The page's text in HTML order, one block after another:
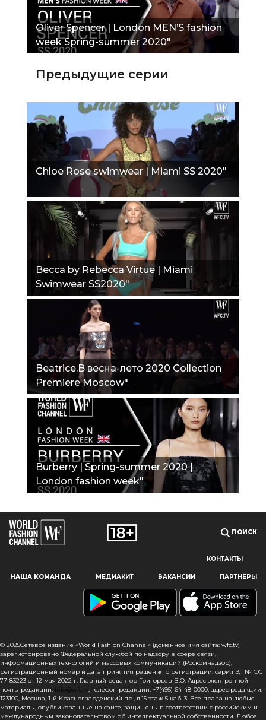
Наш сайт использует файлы cookie и похожие технологии,
пользователям, предоставляя персонализированную
информацию, запоминая предпочтения в области
сайта, вы подтверждаете свое согласие на использование
файлов cookie в соответствии с настоящим уведомлением
в отношении данного типа файлов. Если вы не согласны
с тем, чтобы мы использовали данный тип файлов,
то вы должны соответствующим образом установить
настройки вашего браузера или не использовать сайт wfc.tv
Oliver Spencer | London MEN’S fashion
week Spring-summer 2020"
Предыдущие серии
Chloe Rose swimwear | Miami SS 2020"
Becca by Rebecca Virtue | Miami
Swimwear SS2020"
Beatrice.B весна-лето 2020 Сollection
Premiere Moscow"
Burberry | Spring-summer 2020 |
London fashion week"
ПОИСК
КОНТАКТЫ
НАША КОМАНДА МЕДИАКИТ ВАКАНСИИ ПАРТНЁРЫ
© 2025Сетевое издание «World Fashion Channel» (доменное имя сайта: wfc.tv)
зарегистрировано Федеральной службой по надзору в сфере связи,
информационных технологий и массовых коммуникаций (Роскомнадзор),
регистрационный номер и дата принятия решения о регистрации: серия Эл № ФС
77-83223 от 12 мая 2022 г. Главный редактор Григорьев В.О. Адрес электронной
почты редакции: info@wfc.tv, телефон редакции: +7(495) 64-48-0000, адрес редакции:
123100, Москва, 1-й Красногвардейский пр., д.15 этаж 5 каб. 3. Все права на любые
материалы, опубликованные на сайте, защищены в соответствии с российским и
международным законодательством об интеллектуальной собственности. Любое